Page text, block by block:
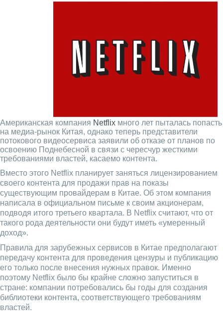
Американская компания Netflix много лет пыталась попасть
на медиа-рынок Китая, однако теперь представители
потокового видеосервиса заявили об отказе от планов по
освоению Поднебесной в связи с чересчур жесткими
требованиями властей, касаемо контента.
Вместо этого Netflix планирует заняться лицензированием
своего контента для продажи прав на показы
существующим провайдерам в Китае. Об этом компания
написала в официальном письме к своим акционерам,
подводя итого третьего квартала. В Netflix считают, что от
такого рода деятельности они будут иметь «умеренный
доход».
Правила для зарубежных сервисов в Китае предполагают
передачу контента для проведения цензуры и публикацию
его только после внесения нужных правок. Именно
поэтому Netflix было бы крайне сложно запуститься в
стране: компании потребовались бы годы для создания
библиотеки контента, соответствующего требованиям
властей.